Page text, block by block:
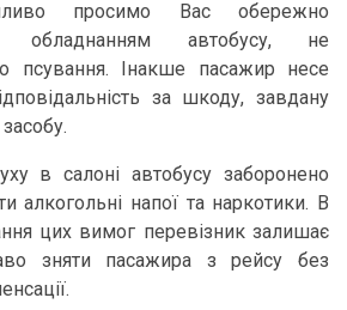
просимо Вас обережно
обладнанням автобусу, не
псування. Інакше пасажир несе
за шкоду, завдану
в салоні автобусу заборонено
алкогольні напої та наркотики. В
цих вимог перевізник залишає
зняти пасажира з рейсу без